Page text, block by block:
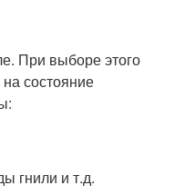
При выборе этого
состояние
гнили и т.д.